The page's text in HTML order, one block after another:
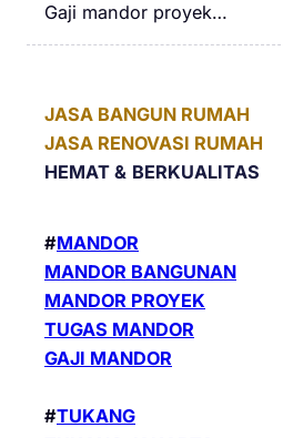
Gaji mandor proyek…
JASA BANGUN RUMAH
JASA RENOVASI RUMAH
HEMAT & BERKUALITAS
#MANDOR
MANDOR BANGUNAN
MANDOR PROYEK
TUGAS MANDOR
GAJI MANDOR
#TUKANG